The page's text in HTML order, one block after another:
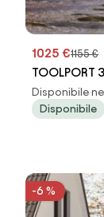
1025 €1155 €
TOOLPORT
800, verde
(sottofondo
Disponibile
Disponibile
-6 %